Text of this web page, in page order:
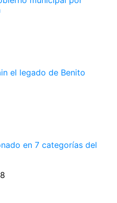
el legado de Benito
en 7 categorías del